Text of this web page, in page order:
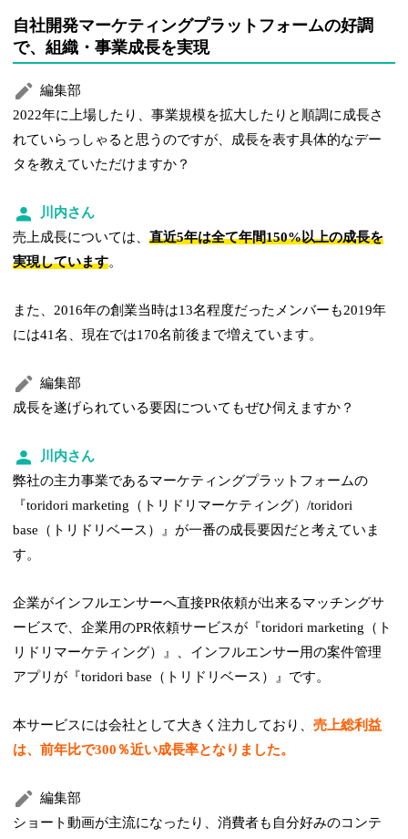
自社開発マーケティングプラットフォームの好調
で、組織・事業成長を実現
編集部
2022年に上場したり、事業規模を拡大したりと順調に成長さ
れていらっしゃると思うのですが、成長を表す具体的なデー
タを教えていただけますか？
川内さん
売上成長については、直近5年は全て年間150%以上の成長を
実現しています。
また、2016年の創業当時は13名程度だったメンバーも2019年
には41名、現在では170名前後まで増えています。
編集部
成長を遂げられている要因についてもぜひ伺えますか？
川内さん
弊社の主力事業であるマーケティングプラットフォームの
『toridori marketing（トリドリマーケティング）/toridori
base（トリドリベース）』が一番の成長要因だと考えていま
す。
企業がインフルエンサーへ直接PR依頼が出来るマッチングサ
ービスで、企業用のPR依頼サービスが『toridori marketing（ト
リドリマーケティング）』、インフルエンサー用の案件管理
アプリが『toridori base（トリドリベース）』です。
本サービスには会社として大きく注力しており、売上総利益
は、前年比で300％近い成長率となりました。
編集部
ショート動画が主流になったり、消費者も自分好みのコンテ